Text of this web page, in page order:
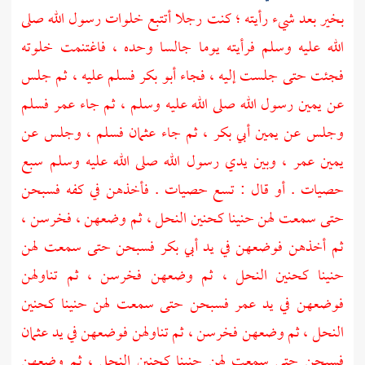
بخير بعد شيء رأيته ؛ كنت رجلا أتتبع خلوات رسول الله صلى
الله عليه وسلم فرأيته يوما جالسا وحده ، فاغتنمت خلوته
فجئت حتى جلست إليه ، فجاءأبو بكرفسلم عليه ، ثم جلس
عن يمين رسول الله صلى الله عليه وسلم ، ثم جاءعمرفسلم
وجلس عن يمينأبي بكر ،ثم جاء عثمان فسلم ، وجلس عن
يمينعمر ، وبين يدي رسول الله صلى الله عليه وسلم سبع
حصيات . أو قال : تسع حصيات . فأخذهن في كفه فسبحن
حتى سمعت لهن حنينا كحنين النحل ، ثم وضعهن ، فخرسن ،
ثم أخذهن فوضعهن في يدأبي بكر فسبحن حتى سمعت لهن
حنينا كحنين النحل ، ثم وضعهن فخرسن ، ثم تناولهن
فوضعهن في يد عمر فسبحن حتى سمعت لهن حنينا كحنين
النحل ، ثم وضعهن فخرسن ، ثم تناولهن فوضعهن في يدعثمان